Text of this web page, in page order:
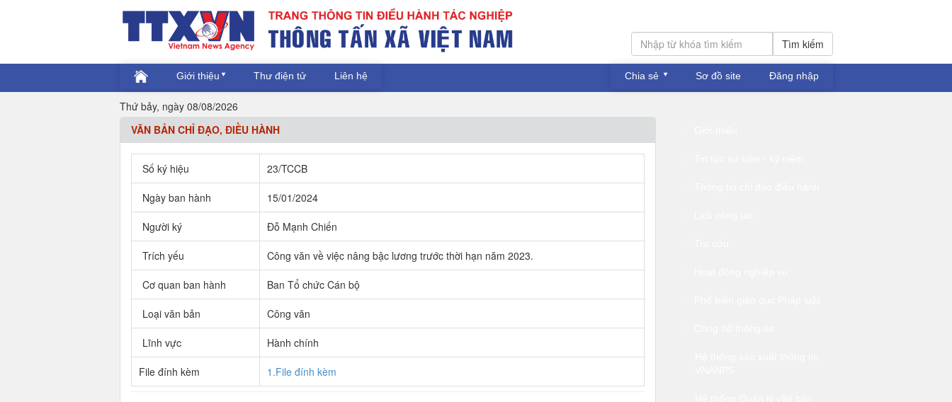
Tìm kiếm
Giới thiệu Thư điện tử Liên hệ Chia sẻ Sơ đồ site Đăng nhập
Thứ bảy, ngày 08/08/2026
VĂN BẢN CHỈ ĐẠO, ĐIỀU HÀNH
Số ký hiệu 23/TCCB
Ngày ban hành 15/01/2024
Người ký Đỗ Mạnh Chiến
Trích yếu Công văn về việc nâng bậc lương trước thời hạn năm 2023.
Cơ quan ban hành Ban Tổ chức Cán bộ
Loại văn bản Công văn
Lĩnh vực Hành chính
File đính kèm 1.File đính kèm